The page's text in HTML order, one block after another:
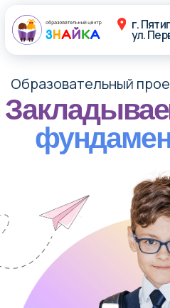
г. Пятигорск,
ул. Первомайская, д.
Закладываем
фундамент